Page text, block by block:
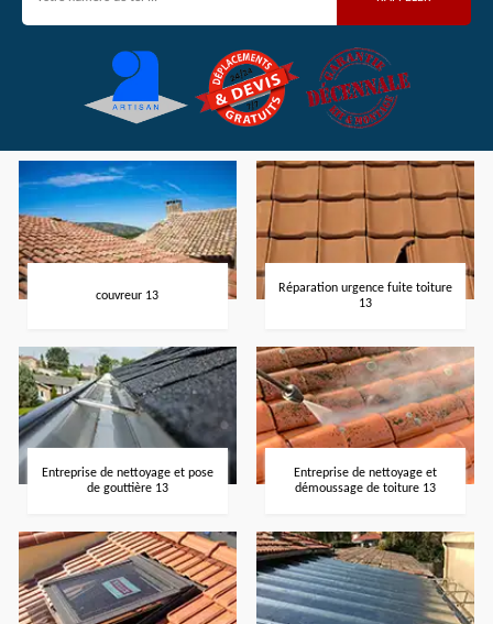
couvreur 13
Réparation urgence fuite toiture
13
Entreprise de nettoyage et pose
de gouttière 13
Entreprise de nettoyage et
démoussage de toiture 13